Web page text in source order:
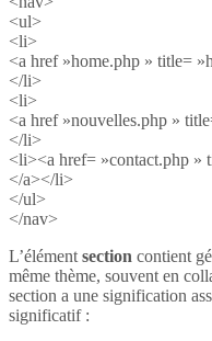
<ul>
<li>
<a href »home.php » title=
</li>
<li>
<a href »nouvelles.php »
</li>
<li><a href= »contact.php »
</a></li>
</ul>
</nav>
L’élément section contient
même thème, souvent en
section a une signification
significatif :